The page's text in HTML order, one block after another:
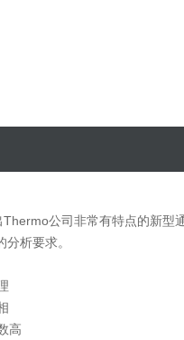
公司非常有特点的新型
要求。
高